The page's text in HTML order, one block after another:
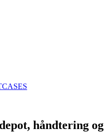
håndtering og